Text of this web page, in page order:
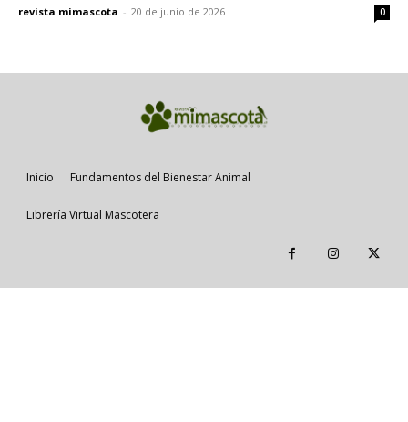
revista mimascota - 20 de junio de 2026 0
Inicio Fundamentos del Bienestar Animal
Librería Virtual Mascotera